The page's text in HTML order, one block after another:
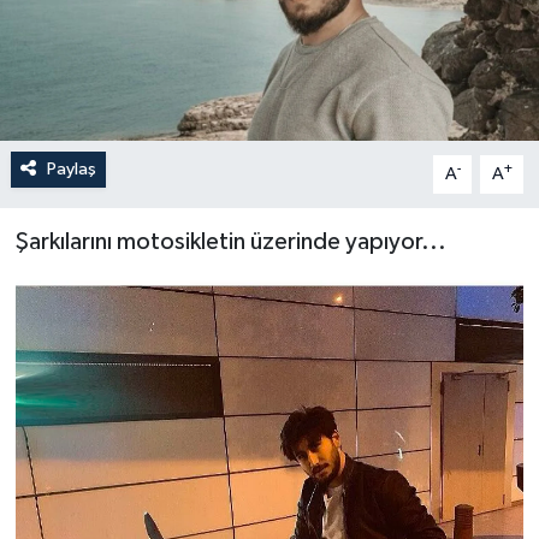
Paylaş A- A+
Şarkılarını motosikletin üzerinde yapıyor...